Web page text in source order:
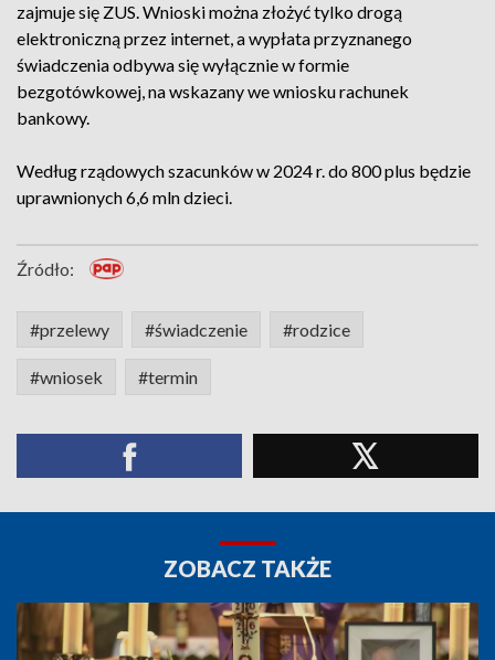
zajmuje się ZUS. Wnioski można złożyć tylko drogą
elektroniczną przez internet, a wypłata przyznanego
świadczenia odbywa się wyłącznie w formie
bezgotówkowej, na wskazany we wniosku rachunek
bankowy.
Według rządowych szacunków w 2024 r. do 800 plus będzie
uprawnionych 6,6 mln dzieci.
Źródło:
#przelewy #świadczenie #rodzice
#wniosek #termin
ZOBACZ TAKŻE